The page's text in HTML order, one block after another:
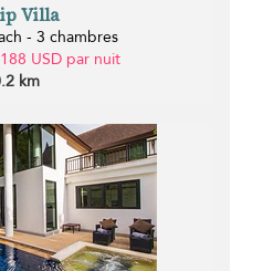
Villa
- 3 chambres
USD par nuit
km